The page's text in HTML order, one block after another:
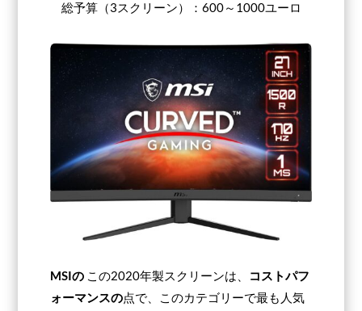
総予算（3スクリーン）：600～1000ユーロ
MSIの この2020年製スクリーンは、 コストパフ
ォーマンスの点で、このカテゴリーで最も人気